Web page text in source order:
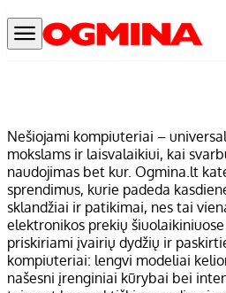
Nešiojami kompiuteriai –
mokslams ir laisvalaikiui, kai
naudojimas bet kur. Ogmina.lt
sprendimus, kurie padeda
sklandžiai ir patikimai, nes tai
elektronikos prekių
priskiriami įvairių dydžių ir
kompiuteriai: lengvi modeliai
našesni įrenginiai kūrybai bei